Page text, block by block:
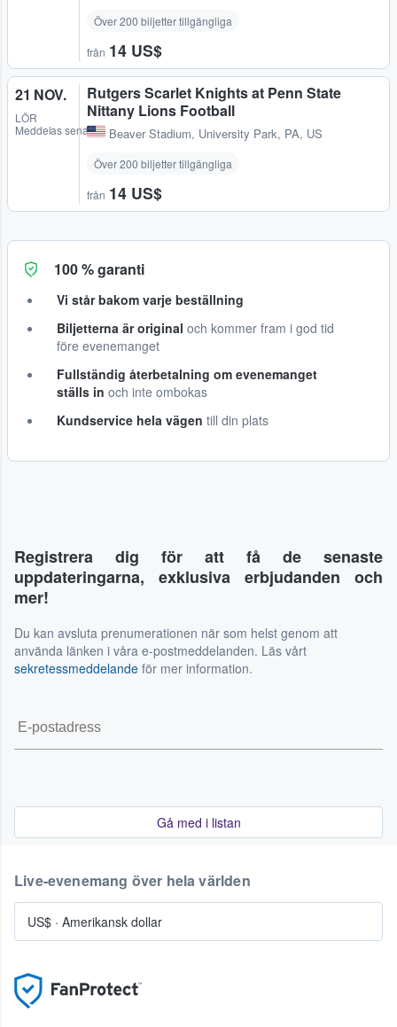
Över 200 biljetter tillgängliga
från 14 US$
21 NOV.
LÖR
Meddelas senare
Rutgers Scarlet Knights at Penn State
Nittany Lions Football
Beaver Stadium, University Park, PA, US
Över 200 biljetter tillgängliga
från 14 US$
100 % garanti
Vi står bakom varje beställning
Biljetterna är original och kommer fram i god tid
före evenemanget
Fullständig återbetalning om evenemanget
ställs in och inte ombokas
Kundservice hela vägen till din plats
Registrera dig för att få de senaste
uppdateringarna, exklusiva erbjudanden och
mer!
Du kan avsluta prenumerationen när som helst genom att
använda länken i våra e-postmeddelanden. Läs vårt
sekretessmeddelande för mer information.
Gå med i listan
Live-evenemang över hela världen
US$ · Amerikansk dollar